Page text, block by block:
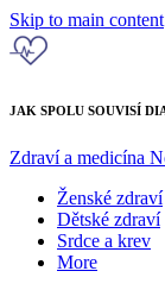
Skip to main content
JAK SPOLU SOUVISÍ
Zdraví a medicína
Ženské zdraví
Dětské zdraví
Srdce a krev
More